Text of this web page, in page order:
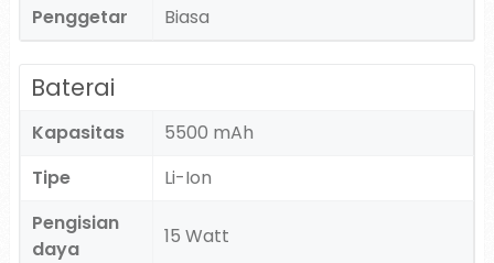
Penggetar
Biasa
Baterai
Kapasitas
5500 mAh
Tipe
Li-Ion
Pengisian
daya
15 Watt